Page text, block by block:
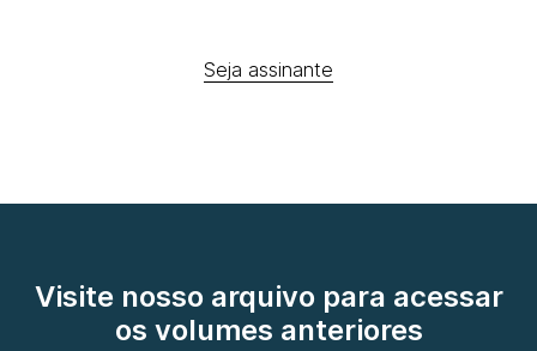
Seja assinante
Visite nosso arquivo para acessar
os volumes anteriores